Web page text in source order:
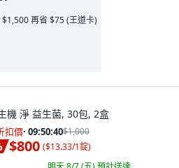
$1,500 再省 $75 (王道卡)
機 淨 益生菌, 30包, 2盒
扣價· 09:50:38$1,000
$800 ($13.33/1錠)